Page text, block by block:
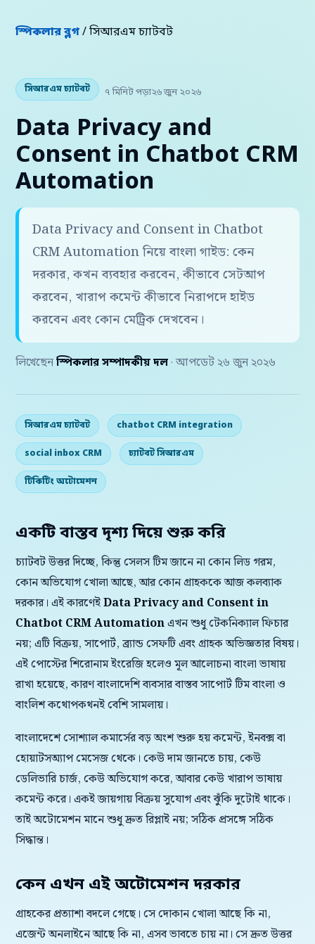
স্পিকলার ব্লগ/ সিআরএম চ্যাটবট
সিআরএম চ্যাটবট ৭ মিনিট পড়া২৬ জুন ২০২৬
Data Privacy and
Consent in Chatbot CRM
Automation
Data Privacy and Consent in Chatbot
CRM Automation নিয়ে বাংলা গাইড: কেন
দরকার, কখন ব্যবহার করবেন, কীভাবে সেটআপ
করবেন, খারাপ কমেন্ট কীভাবে নিরাপদে হাইড
করবেন এবং কোন মেট্রিক দেখবেন।
লিখেছেন স্পিকলার সম্পাদকীয় দল · আপডেট ২৬ জুন ২০২৬
সিআরএম চ্যাটবট chatbot CRM integration
social inbox CRM চ্যাটবট সিআরএম
টিকিটিং অটোমেশন
একটি বাস্তব দৃশ্য দিয়ে শুরু করি
চ্যাটবট উত্তর দিচ্ছে, কিন্তু সেলস টিম জানে না কোন লিড গরম,
কোন অভিযোগ খোলা আছে, আর কোন গ্রাহককে আজ কলব্যাক
দরকার। এই কারণেইData Privacy and Consent in
Chatbot CRM Automationএখন শুধু টেকনিক্যাল ফিচার
নয়; এটি বিক্রয়, সাপোর্ট, ব্র্যান্ড সেফটি এবং গ্রাহক অভিজ্ঞতার বিষয়।
এই পোস্টের শিরোনাম ইংরেজি হলেও মূল আলোচনা বাংলা ভাষায়
রাখা হয়েছে, কারণ বাংলাদেশি ব্যবসার বাস্তব সাপোর্ট টিম বাংলা ও
বাংলিশ কথোপকথনই বেশি সামলায়।
বাংলাদেশে সোশ্যাল কমার্সের বড় অংশ শুরু হয় কমেন্ট, ইনবক্স বা
হোয়াটসঅ্যাপ মেসেজ থেকে। কেউ দাম জানতে চায়, কেউ
ডেলিভারি চার্জ, কেউ অভিযোগ করে, আবার কেউ খারাপ ভাষায়
কমেন্ট করে। একই জায়গায় বিক্রয় সুযোগ এবং ঝুঁকি দুটোই থাকে।
তাই অটোমেশন মানে শুধু দ্রুত রিপ্লাই নয়; সঠিক প্রসঙ্গে সঠিক
সিদ্ধান্ত।
কেন এখন এই অটোমেশন দরকার
গ্রাহকের প্রত্যাশা বদলে গেছে। সে দোকান খোলা আছে কি না,
এজেন্ট অনলাইনে আছে কি না, এসব ভাবতে চায় না। সে দ্রুত উত্তর